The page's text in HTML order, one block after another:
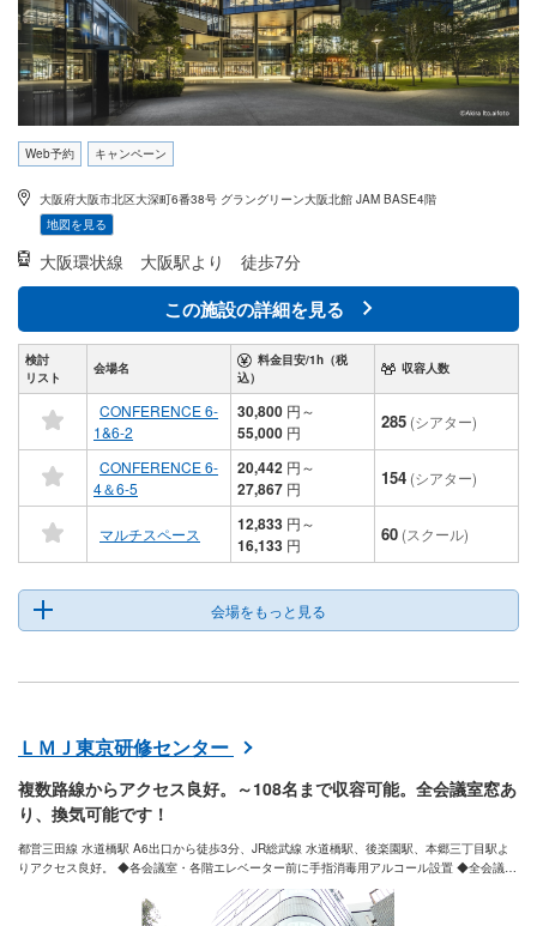
Web予約 キャンペーン
大阪府大阪市北区大深町6番38号 グラングリーン大阪北館 JAM BASE4階
地図を見る
大阪環状線 大阪駅より 徒歩7分
この施設の詳細を見る
検討
リスト
会場名
料金目安/1h（税
込）
収容人数
CONFERENCE 6-
1&6-2
30,800 円～
55,000 円 285 (シアター)
CONFERENCE 6-
4＆6-5
20,442 円～
27,867 円 154 (シアター)
マルチスペース 12,833 円～
16,133 円 60 (スクール)
会場をもっと見る
ＬＭＪ東京研修センター
複数路線からアクセス良好。～108名まで収容可能。全会議室窓あ
り、換気可能です！
都営三田線 水道橋駅 A6出口から徒歩3分、JR総武線 水道橋駅、後楽園駅、本郷三丁目駅よ
りアクセス良好。 ◆各会議室・各階エレベーター前に手指消毒用アルコール設置 ◆全会議
室 窓あり！換気可能 ◆全会議室 無料Wi-Fi接続可能 ※時間貸しではなく、あらかじめ指定
された時間枠からご選択いただく形となります。詳細は各会議室ページの料金情報、「料金